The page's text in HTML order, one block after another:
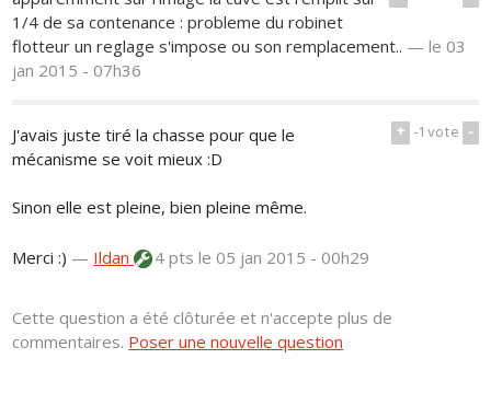
1/4 de sa contenance : probleme du robinet
flotteur un reglage s'impose ou son remplacement.. —le 03
jan 2015 - 07h36
+ -1vote -
J'avais juste tiré la chasse pour que le
mécanisme se voit mieux :D
Sinon elle est pleine, bien pleine même.
Merci :) — Ildan 4 ptsle 05 jan 2015 - 00h29
Cette question a été clôturée et n'accepte plus de
commentaires. Poser une nouvelle question